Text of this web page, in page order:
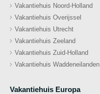
Vakantiehuis Noord-Holland
Vakantiehuis Overijssel
Vakantiehuis Utrecht
Vakantiehuis Zeeland
Vakantiehuis Zuid-Holland
Vakantiehuis Waddeneilanden
Vakantiehuis Europa